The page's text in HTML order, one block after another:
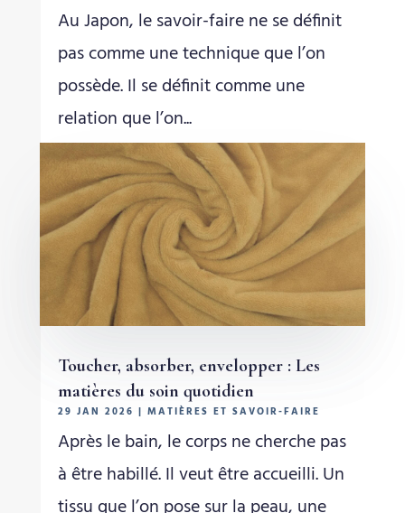
Au Japon, le savoir-faire ne se définit
pas comme une technique que l’on
possède. Il se définit comme une
relation que l’on...
Toucher, absorber, envelopper : Les
matières du soin quotidien
29 JAN 2026 | MATIÈRES ET SAVOIR-FAIRE
Après le bain, le corps ne cherche pas
à être habillé. Il veut être accueilli. Un